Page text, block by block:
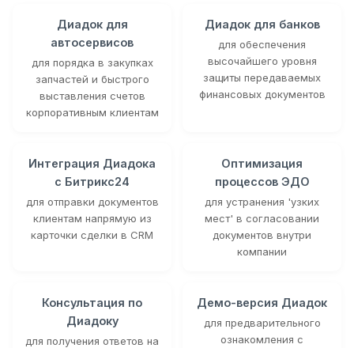
Диадок для
автосервисов
для порядка в закупках
запчастей и быстрого
выставления счетов
корпоративным клиентам
Диадок для банков
для обеспечения
высочайшего уровня
защиты передаваемых
финансовых документов
Интеграция Диадока
с Битрикс24
для отправки документов
клиентам напрямую из
карточки сделки в CRM
Оптимизация
процессов ЭДО
для устранения 'узких
мест' в согласовании
документов внутри
компании
Консультация по
Диадоку
для получения ответов на
Демо-версия Диадок
для предварительного
ознакомления с